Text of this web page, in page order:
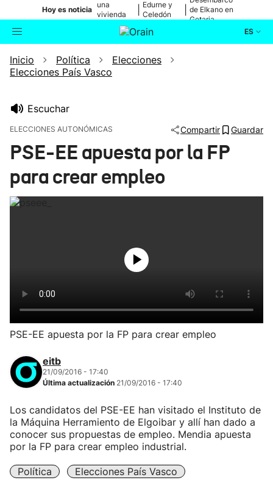
Hoy es noticia
una
vivienda
de Bilbao
Edurne y
Celedón
de Elkano en
Getaria
ES
Buscador Actualidad
Ikusmiran
Eguraldia
Inicio Política
Elecciones
Elecciones País Vasco
Escuchar
ELECCIONES AUTONÓMICAS Compartir Guardar
PSE-EE apuesta por la FP
para crear empleo
PSE-EE apuesta por la FP para crear empleo
eitb
21/09/2016 - 17:40
Última actualización 21/09/2016 - 17:40
Los candidatos del PSE-EE han visitado el Instituto de
la Máquina Herramiento de Elgoibar y allí han dado a
conocer sus propuestas de empleo. Mendia apuesta
por la FP para crear empleo industrial.
Política Elecciones País Vasco